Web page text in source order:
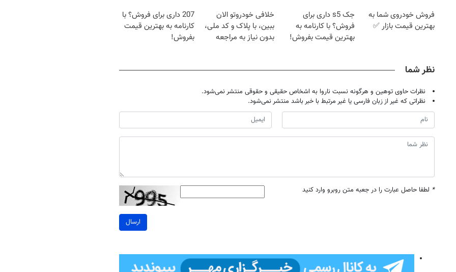
فروش خودروی شما به
بهترین قیمت بازار ✅
جک s5 داری برای
فروش؟ با کارنامه به
بهترین قیمت بفروش!
خلافی خودروتو الان
ببین، با پلاک و کد ملی،
بدون نیاز به مراجعه
207 داری برای فروش؟ با
کارنامه به بهترین قیمت
بفروش!
نظر شما
نظرات حاوی توهین و هرگونه نسبت ناروا به اشخاص حقیقی و حقوقی منتشر نمی‌شود.
نظراتی که غیر از زبان فارسی یا غیر مرتبط با خبر باشد منتشر نمی‌شود.
* لطفا حاصل عبارت را در جعبه متن روبرو وارد کنید
ارسال